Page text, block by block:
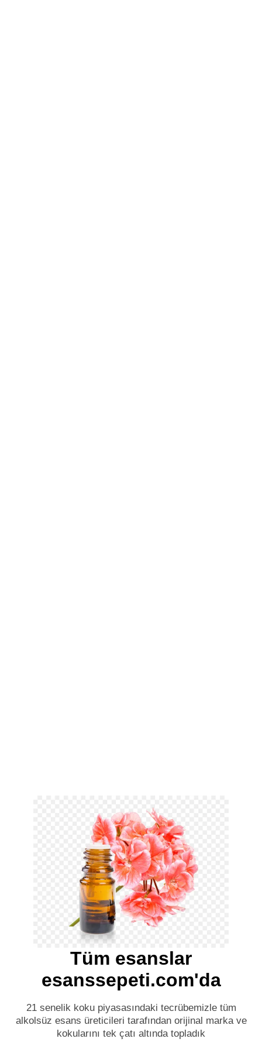
Tüm esanslar
esanssepeti.com'da
21 senelik koku piyasasındaki tecrübemizle tüm
alkolsüz esans üreticileri tarafından orijinal marka ve
kokularını tek çatı altında topladık